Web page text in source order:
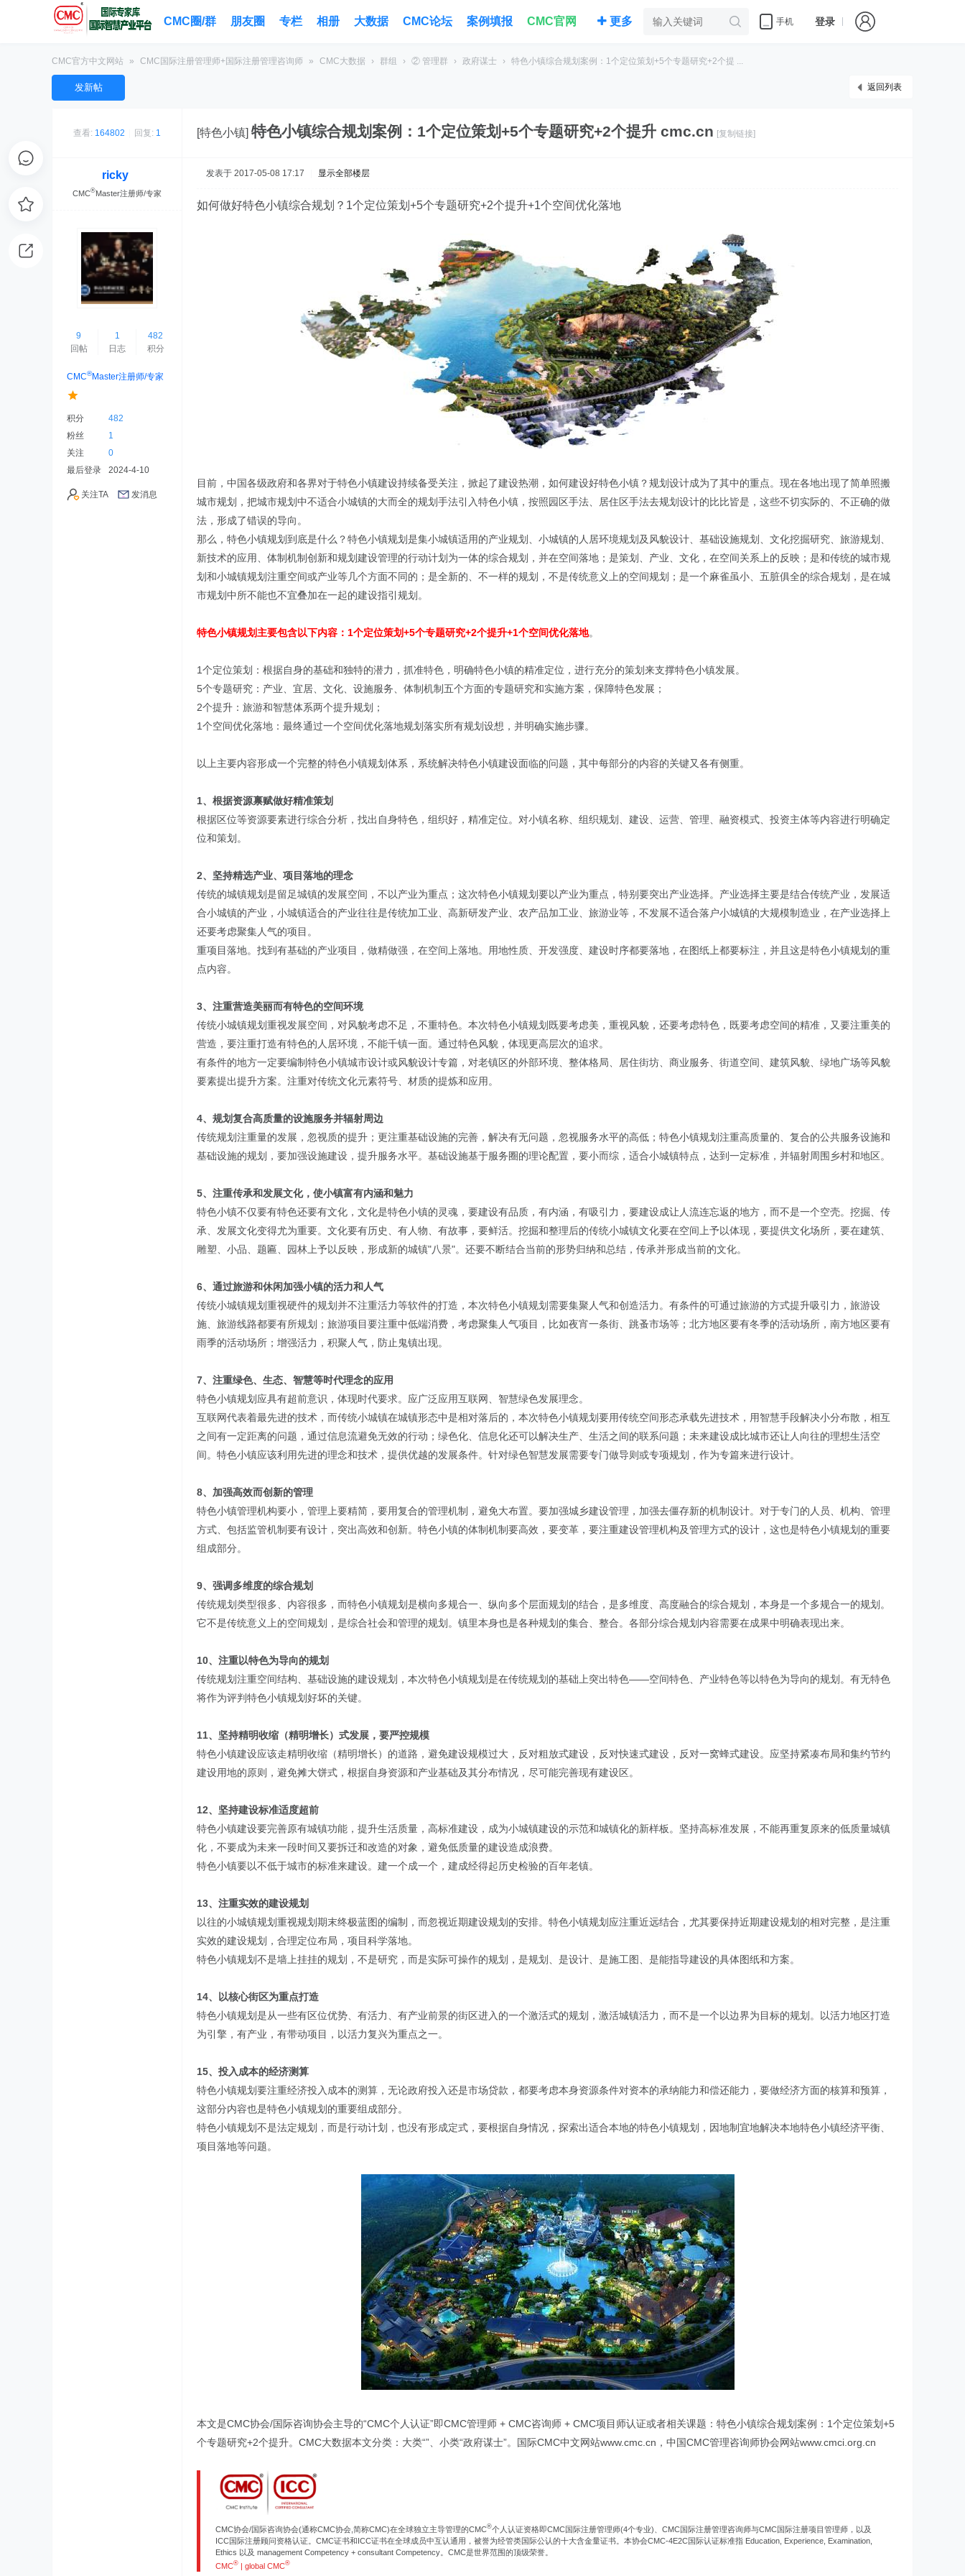
CMC圈/群 朋友圈 专栏 相册 大数据 CMC论坛 案例填报 CMC官网 更多 手机 登录
CMC官方中文网站 » CMC国际注册管理师+国际注册管理咨询师 » CMC大数据 › 群组 › ② 管理群 › 政府谋士 › 特色小镇综合规划案例：1个定位策划+5个专题研究+2个提 ...
返回列表
发新帖
查看: 164802 回复: 1 [特色小镇] 特色小镇综合规划案例：1个定位策划+5个专题研究+2个提升 cmc.cn [复制链接]
ricky
CMC®Master注册师/专家
9
回帖
1
日志
482
积分
CMC®Master注册师/专家
积分
482
粉丝
1
关注
0
最后登录
2024-4-10
关注TA 发消息
发表于 2017-05-08 17:17 显示全部楼层
如何做好特色小镇综合规划？1个定位策划+5个专题研究+2个提升+1个空间优化落地
目前，中国各级政府和各界对于特色小镇建设持续备受关注，掀起了建设热潮，如何建设好特色小镇？规划设计成为了其中的重点。现在各地出现了简单照搬
城市规划，把城市规划中不适合小城镇的大而全的规划手法引入特色小镇，按照园区手法、居住区手法去规划设计的比比皆是，这些不切实际的、不正确的做
法，形成了错误的导向。
那么，特色小镇规划到底是什么？特色小镇规划是集小城镇适用的产业规划、小城镇的人居环境规划及风貌设计、基础设施规划、文化挖掘研究、旅游规划、
新技术的应用、体制机制创新和规划建设管理的行动计划为一体的综合规划，并在空间落地；是策划、产业、文化，在空间关系上的反映；是和传统的城市规
划和小城镇规划注重空间或产业等几个方面不同的；是全新的、不一样的规划，不是传统意义上的空间规划；是一个麻雀虽小、五脏俱全的综合规划，是在城
市规划中所不能也不宜叠加在一起的建设指引规划。
特色小镇规划主要包含以下内容：1个定位策划+5个专题研究+2个提升+1个空间优化落地。
1个定位策划：根据自身的基础和独特的潜力，抓准特色，明确特色小镇的精准定位，进行充分的策划来支撑特色小镇发展。
5个专题研究：产业、宜居、文化、设施服务、体制机制五个方面的专题研究和实施方案，保障特色发展；
2个提升：旅游和智慧体系两个提升规划；
1个空间优化落地：最终通过一个空间优化落地规划落实所有规划设想，并明确实施步骤。
以上主要内容形成一个完整的特色小镇规划体系，系统解决特色小镇建设面临的问题，其中每部分的内容的关键又各有侧重。
1、根据资源禀赋做好精准策划
根据区位等资源要素进行综合分析，找出自身特色，组织好，精准定位。对小镇名称、组织规划、建设、运营、管理、融资模式、投资主体等内容进行明确定
位和策划。
2、坚持精选产业、项目落地的理念
传统的城镇规划是留足城镇的发展空间，不以产业为重点；这次特色小镇规划要以产业为重点，特别要突出产业选择。产业选择主要是结合传统产业，发展适
合小城镇的产业，小城镇适合的产业往往是传统加工业、高新研发产业、农产品加工业、旅游业等，不发展不适合落户小城镇的大规模制造业，在产业选择上
还要考虑聚集人气的项目。
重项目落地。找到有基础的产业项目，做精做强，在空间上落地。用地性质、开发强度、建设时序都要落地，在图纸上都要标注，并且这是特色小镇规划的重
点内容。
3、注重营造美丽而有特色的空间环境
传统小城镇规划重视发展空间，对风貌考虑不足，不重特色。本次特色小镇规划既要考虑美，重视风貌，还要考虑特色，既要考虑空间的精准，又要注重美的
营造，要注重打造有特色的人居环境，不能千镇一面。通过特色风貌，体现更高层次的追求。
有条件的地方一定要编制特色小镇城市设计或风貌设计专篇，对老镇区的外部环境、整体格局、居住街坊、商业服务、街道空间、建筑风貌、绿地广场等风貌
要素提出提升方案。注重对传统文化元素符号、材质的提炼和应用。
4、规划复合高质量的设施服务并辐射周边
传统规划注重量的发展，忽视质的提升；更注重基础设施的完善，解决有无问题，忽视服务水平的高低；特色小镇规划注重高质量的、复合的公共服务设施和
基础设施的规划，要加强设施建设，提升服务水平。基础设施基于服务圈的理论配置，要小而综，适合小城镇特点，达到一定标准，并辐射周围乡村和地区。
5、注重传承和发展文化，使小镇富有内涵和魅力
特色小镇不仅要有特色还要有文化，文化是特色小镇的灵魂，要建设有品质，有内涵，有吸引力，要建设成让人流连忘返的地方，而不是一个空壳。挖掘、传
承、发展文化变得尤为重要。文化要有历史、有人物、有故事，要鲜活。挖掘和整理后的传统小城镇文化要在空间上予以体现，要提供文化场所，要在建筑、
雕塑、小品、题匾、园林上予以反映，形成新的城镇"八景"。还要不断结合当前的形势归纳和总结，传承并形成当前的文化。
6、通过旅游和休闲加强小镇的活力和人气
传统小城镇规划重视硬件的规划并不注重活力等软件的打造，本次特色小镇规划需要集聚人气和创造活力。有条件的可通过旅游的方式提升吸引力，旅游设
施、旅游线路都要有所规划；旅游项目要注重中低端消费，考虑聚集人气项目，比如夜宵一条街、跳蚤市场等；北方地区要有冬季的活动场所，南方地区要有
雨季的活动场所；增强活力，积聚人气，防止鬼镇出现。
7、注重绿色、生态、智慧等时代理念的应用
特色小镇规划应具有超前意识，体现时代要求。应广泛应用互联网、智慧绿色发展理念。
互联网代表着最先进的技术，而传统小城镇在城镇形态中是相对落后的，本次特色小镇规划要用传统空间形态承载先进技术，用智慧手段解决小分布散，相互
之间有一定距离的问题，通过信息流避免无效的行动；绿色化、信息化还可以解决生产、生活之间的联系问题；未来建设成比城市还让人向往的理想生活空
间。特色小镇应该利用先进的理念和技术，提供优越的发展条件。针对绿色智慧发展需要专门做导则或专项规划，作为专篇来进行设计。
8、加强高效而创新的管理
特色小镇管理机构要小，管理上要精简，要用复合的管理机制，避免大布置。要加强城乡建设管理，加强去僵存新的机制设计。对于专门的人员、机构、管理
方式、包括监管机制要有设计，突出高效和创新。特色小镇的体制机制要高效，要变革，要注重建设管理机构及管理方式的设计，这也是特色小镇规划的重要
组成部分。
9、强调多维度的综合规划
传统规划类型很多、内容很多，而特色小镇规划是横向多规合一、纵向多个层面规划的结合，是多维度、高度融合的综合规划，本身是一个多规合一的规划。
它不是传统意义上的空间规划，是综合社会和管理的规划。镇里本身也是各种规划的集合、整合。各部分综合规划内容需要在成果中明确表现出来。
10、注重以特色为导向的规划
传统规划注重空间结构、基础设施的建设规划，本次特色小镇规划是在传统规划的基础上突出特色——空间特色、产业特色等以特色为导向的规划。有无特色
将作为评判特色小镇规划好坏的关键。
11、坚持精明收缩（精明增长）式发展，要严控规模
特色小镇建设应该走精明收缩（精明增长）的道路，避免建设规模过大，反对粗放式建设，反对快速式建设，反对一窝蜂式建设。应坚持紧凑布局和集约节约
建设用地的原则，避免摊大饼式，根据自身资源和产业基础及其分布情况，尽可能完善现有建设区。
12、坚持建设标准适度超前
特色小镇建设要完善原有城镇功能，提升生活质量，高标准建设，成为小城镇建设的示范和城镇化的新样板。坚持高标准发展，不能再重复原来的低质量城镇
化，不要成为未来一段时间又要拆迁和改造的对象，避免低质量的建设造成浪费。
特色小镇要以不低于城市的标准来建设。建一个成一个，建成经得起历史检验的百年老镇。
13、注重实效的建设规划
以往的小城镇规划重视规划期末终极蓝图的编制，而忽视近期建设规划的安排。特色小镇规划应注重近远结合，尤其要保持近期建设规划的相对完整，是注重
实效的建设规划，合理定位布局，项目科学落地。
特色小镇规划不是墙上挂挂的规划，不是研究，而是实际可操作的规划，是规划、是设计、是施工图、是能指导建设的具体图纸和方案。
14、以核心街区为重点打造
特色小镇规划是从一些有区位优势、有活力、有产业前景的街区进入的一个激活式的规划，激活城镇活力，而不是一个以边界为目标的规划。以活力地区打造
为引擎，有产业，有带动项目，以活力复兴为重点之一。
15、投入成本的经济测算
特色小镇规划要注重经济投入成本的测算，无论政府投入还是市场贷款，都要考虑本身资源条件对资本的承纳能力和偿还能力，要做经济方面的核算和预算，
这部分内容也是特色小镇规划的重要组成部分。
特色小镇规划不是法定规划，而是行动计划，也没有形成定式，要根据自身情况，探索出适合本地的特色小镇规划，因地制宜地解决本地特色小镇经济平衡、
项目落地等问题。
本文是CMC协会/国际咨询协会主导的“CMC个人认证”即CMC管理师 + CMC咨询师 + CMC项目师认证或者相关课题：特色小镇综合规划案例：1个定位策划+5
个专题研究+2个提升。CMC大数据本文分类：大类“”、小类“政府谋士”。国际CMC中文网站www.cmc.cn，中国CMC管理咨询师协会网站www.cmci.org.cn
CMC协会/国际咨询协会(通称CMC协会,简称CMC)在全球独立主导管理的CMC®个人认证资格即CMC国际注册管理师(4个专业)、CMC国际注册管理咨询师与CMC国际注册项目管理师，以及
ICC国际注册顾问资格认证。CMC证书和ICC证书在全球成员中互认通用，被誉为经管类国际公认的十大含金量证书。本协会CMC-4E2C国际认证标准指 Education, Experience, Examination,
Ethics 以及 management Competency + consultant Competency。CMC是世界范围的顶级荣誉。
CMC® | global CMC®